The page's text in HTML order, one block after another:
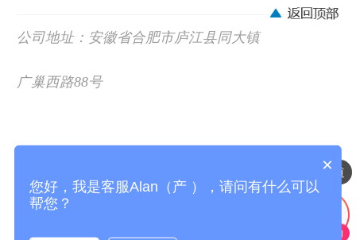
公司地址：安徽省合肥市庐江县同大镇
广巢西路88号
压缩空气铝合金管道
×
您好，我是客服Alan（产 ），请问有什么可以
帮您？